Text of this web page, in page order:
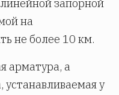
запорной
на
не более 10 км.
арматура, а
у